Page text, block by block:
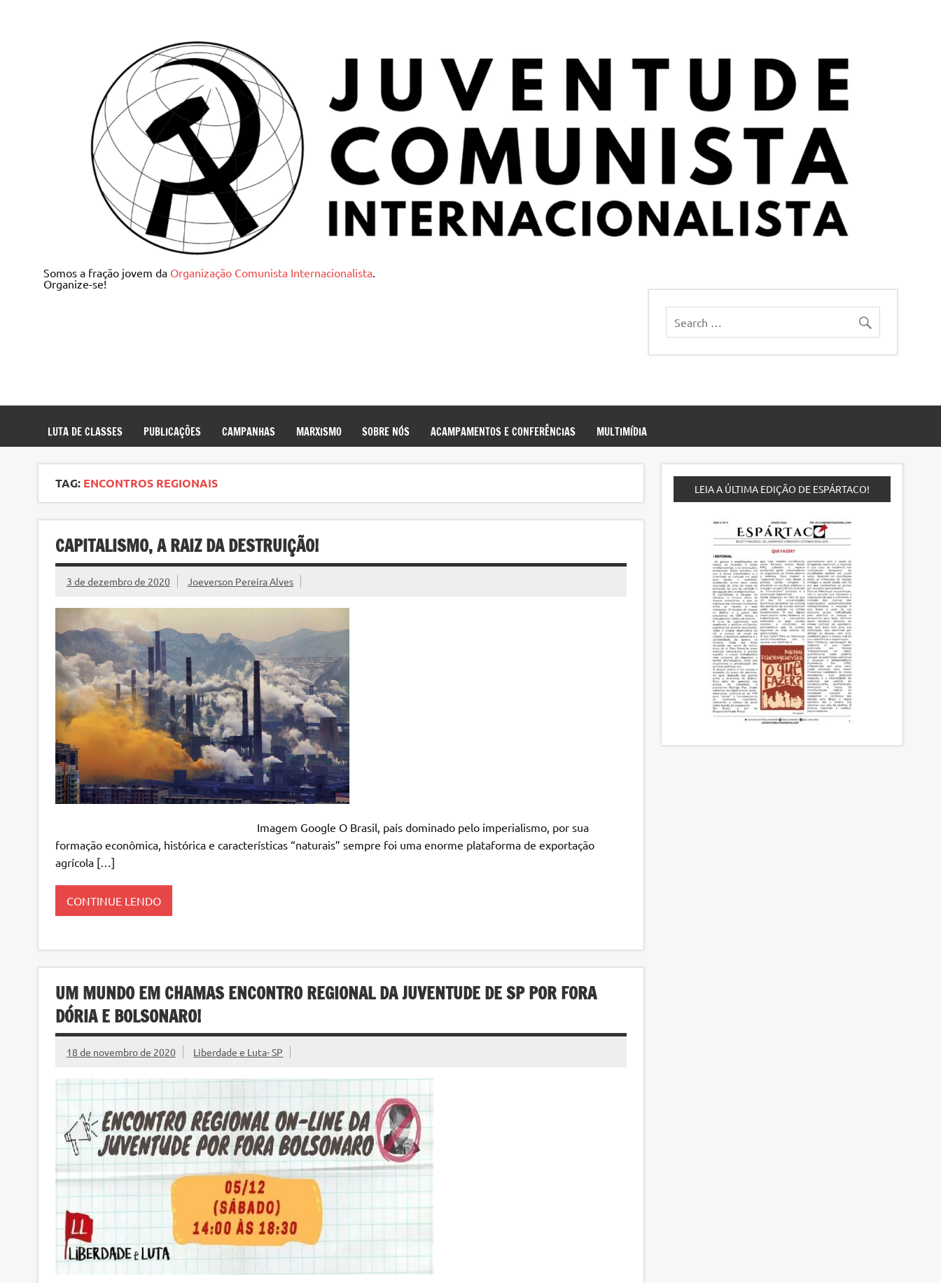
Juventude Comunista Internacionalista
Somos a fração jovem da Organização Comunista Internacionalista.
Organize-se!
LUTA DE CLASSES PUBLICAÇÕES CAMPANHAS MARXISMO SOBRE NÓS ACAMPAMENTOS E CONFERÊNCIAS MULTIMÍDIA
TAG: ENCONTROS REGIONAIS
CAPITALISMO, A RAIZ DA DESTRUIÇÃO!
3 de dezembro de 2020 Joeverson Pereira Alves
Imagem Google O Brasil, país dominado pelo imperialismo, por sua
formação econômica, histórica e características “naturais” sempre foi uma enorme plataforma de exportação
agrícola […]
CONTINUE LENDO
UM MUNDO EM CHAMAS ENCONTRO REGIONAL DA JUVENTUDE DE SP POR FORA
DÓRIA E BOLSONARO!
18 de novembro de 2020 Liberdade e Luta- SP
LEIA A ÚLTIMA EDIÇÃO DE ESPÁRTACO!